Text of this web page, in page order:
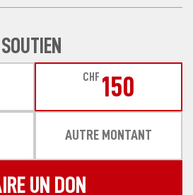
CHF 150
AUTRE MONTANT
UN DON